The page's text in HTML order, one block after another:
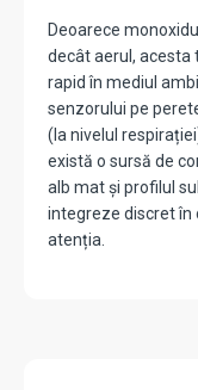
Deoarece
decât aerul, acesta
rapid în mediul
senzorului pe
(la nivelul
există o sursă de
alb mat și profilul
integreze discret în
atenția.